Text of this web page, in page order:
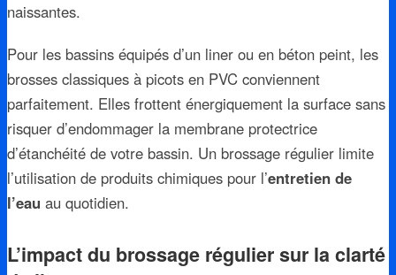
naissantes.
Pour les bassins équipés d’un liner ou en béton peint, les
brosses classiques à picots en PVC conviennent
parfaitement. Elles frottent énergiquement la surface sans
risquer d’endommager la membrane protectrice
d’étanchéité de votre bassin. Un brossage régulier limite
l’utilisation de produits chimiques pour l’entretien de
l’eau au quotidien.
L’impact du brossage régulier sur la clarté